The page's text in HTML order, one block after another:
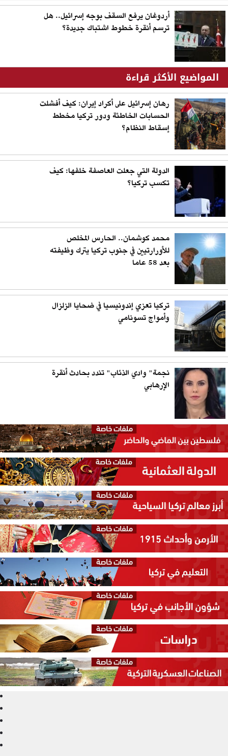
أردوغان يرفع السقف بوجه إسرائيل.. هل
ترسم أنقرة خطوط اشتباك جديدة؟
المواضيع الأكثر قراءة
رهان إسرائيل على أكراد إيران: كيف أفشلت
الحسابات الخاطئة ودور تركيا مخطط
إسقاط النظام؟
الدولة التي جعلت العاصفة خلفها: كيف
تكسب تركيا؟
محمد كوشمان.. الحارس المخلص
للأورارتيين في جنوب تركيا يترك وظيفته
بعد 58 عاما
تركيا تعزي إندونيسيا في ضحايا الزلزال
وأمواج تسونامي
نجمة" وادي الذئاب" تندد بحادث أنقرة
الإرهابي